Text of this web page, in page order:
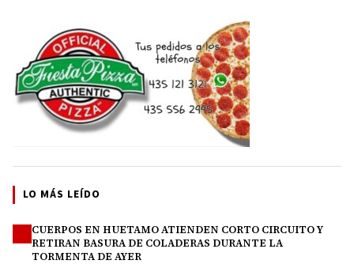
LO MÁS LEÍDO
CUERPOS EN HUETAMO ATIENDEN CORTO CIRCUITO Y
RETIRAN BASURA DE COLADERAS DURANTE LA
TORMENTA DE AYER